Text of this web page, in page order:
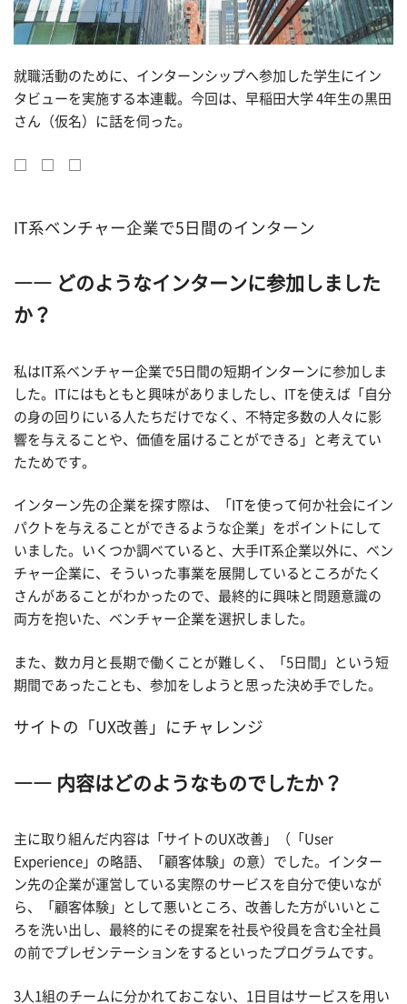
就職活動のために、インターンシップへ参加した学生にイン
タビューを実施する本連載。今回は、早稲田大学 4年生の黒田
さん（仮名）に話を伺った。
IT系ベンチャー企業で5日間のインターン
―― どのようなインターンに参加しました
か？
私はIT系ベンチャー企業で5日間の短期インターンに参加しま
した。ITにはもともと興味がありましたし、ITを使えば「自分
の身の回りにいる人たちだけでなく、不特定多数の人々に影
響を与えることや、価値を届けることができる」と考えてい
たためです。
インターン先の企業を探す際は、「ITを使って何か社会にイン
パクトを与えることができるような企業」をポイントにして
いました。いくつか調べていると、大手IT系企業以外に、ベン
チャー企業に、そういった事業を展開しているところがたく
さんがあることがわかったので、最終的に興味と問題意識の
両方を抱いた、ベンチャー企業を選択しました。
また、数カ月と長期で働くことが難しく、「5日間」という短
期間であったことも、参加をしようと思った決め手でした。
サイトの「UX改善」にチャレンジ
―― 内容はどのようなものでしたか？
主に取り組んだ内容は「サイトのUX改善」（「User
Experience」の略語、「顧客体験」の意）でした。インター
ン先の企業が運営している実際のサービスを自分で使いなが
ら、「顧客体験」として悪いところ、改善した方がいいとこ
ろを洗い出し、最終的にその提案を社長や役員を含む全社員
の前でプレゼンテーションをするといったプログラムです。
3人1組のチームに分かれておこない、1日目はサービスを用い